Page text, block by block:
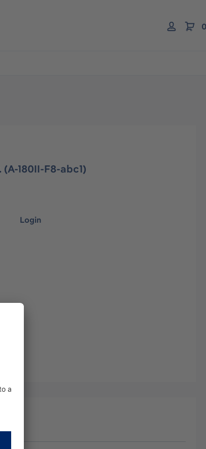
180II-F8-abc1)
Login